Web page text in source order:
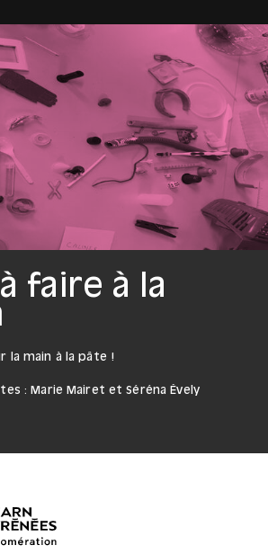
faire à la
main à la pâte !
: Marie Mairet et Séréna Évely